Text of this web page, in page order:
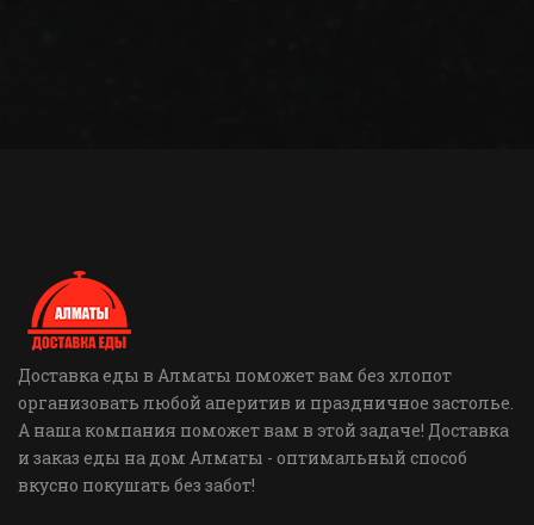
Доставка еды в Алматы поможет вам без хлопот
организовать любой аперитив и праздничное застолье.
А наша компания поможет вам в этой задаче! Доставка
и заказ еды на дом Алматы - оптимальный способ
вкусно покушать без забот!